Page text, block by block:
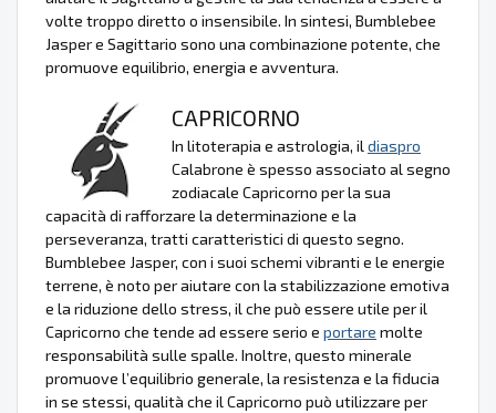
volte troppo diretto o insensibile. In sintesi, Bumblebee
Jasper e Sagittario sono una combinazione potente, che
promuove equilibrio, energia e avventura.
CAPRICORNO
In litoterapia e astrologia, il diaspro
Calabrone è spesso associato al segno
zodiacale Capricorno per la sua
capacità di rafforzare la determinazione e la
perseveranza, tratti caratteristici di questo segno.
Bumblebee Jasper, con i suoi schemi vibranti e le energie
terrene, è noto per aiutare con la stabilizzazione emotiva
e la riduzione dello stress, il che può essere utile per il
Capricorno che tende ad essere serio e portare molte
responsabilità sulle spalle. Inoltre, questo minerale
promuove l’equilibrio generale, la resistenza e la fiducia
in se stessi, qualità che il Capricorno può utilizzare per